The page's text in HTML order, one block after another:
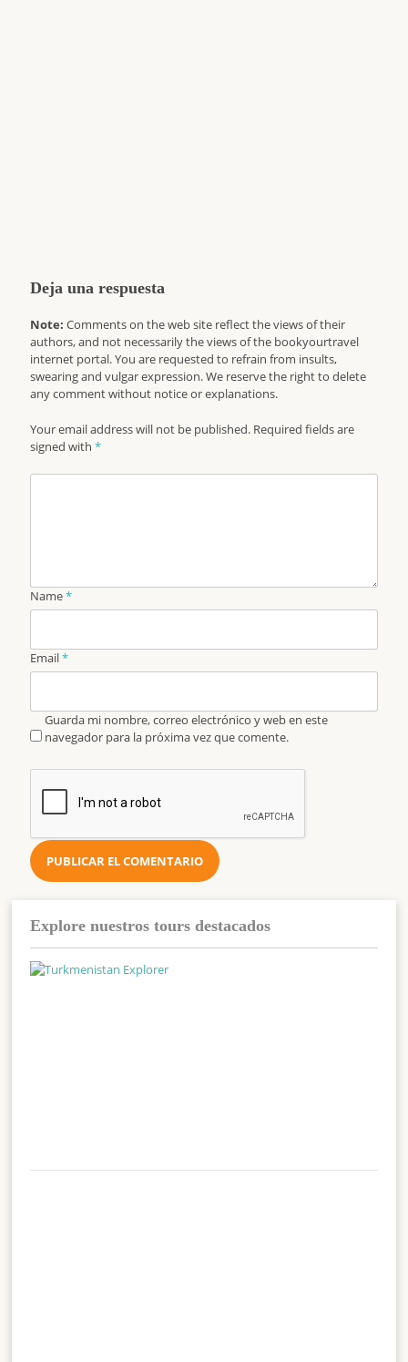
Deja una respuesta
Note: Comments on the web site reflect the views of their
authors, and not necessarily the views of the bookyourtravel
internet portal. You are requested to refrain from insults,
swearing and vulgar expression. We reserve the right to delete
any comment without notice or explanations.
Your email address will not be published. Required fields are
signed with*
Name*
Email*
Guarda mi nombre, correo electrónico y web en este
navegador para la próxima vez que comente.
Explore nuestros tours destacados